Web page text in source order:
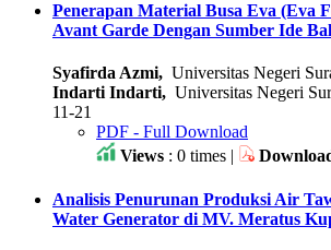
Penerapan Material Busa Eva (Eva
Avant Garde Dengan Sumber Ide
Syafirda Azmi, Universitas Negeri
Indarti Indarti, Universitas Negeri
11-21
PDF - Full Download
Views : 0 times |
Analisis Penurunan Produksi Air
Water Generator di MV. Meratus